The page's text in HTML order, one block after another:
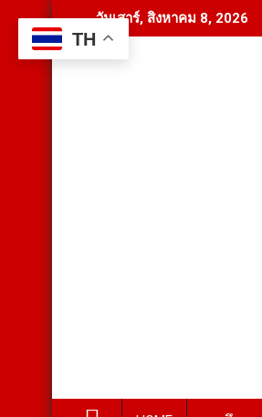
to
content
วันเสาร์, สิงหาคม 8, 2026
TH